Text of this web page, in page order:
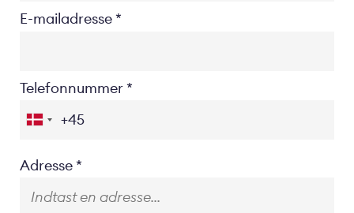
E-mailadresse
Telefonnummer
Location
Adresse